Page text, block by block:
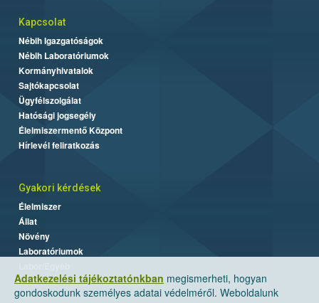
Adatkezelési tájékoztatónkban megismerheti, hogyan
gondoskodunk személyes adatai védelméről. Weboldalunk
Kapcsolat
Nébih Igazgatóságok
Nébih Laboratóriumok
Kormányhivatalok
Sajtókapcsolat
Ügyfélszolgálat
Hatósági jogsegély
Élelmiszermentő Központ
Hírlevél feliratkozás
Gyakori kérdések
Élelmiszer
Állat
Növény
Laboratóriumok